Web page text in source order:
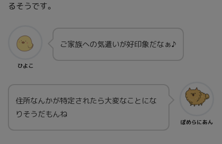
るそうです。
ひよこ
ご家族への気遣いが好印象だなぁ♪
ぽめらにあん
住所なんかが特定されたら大変なことにな
りそうだもんね